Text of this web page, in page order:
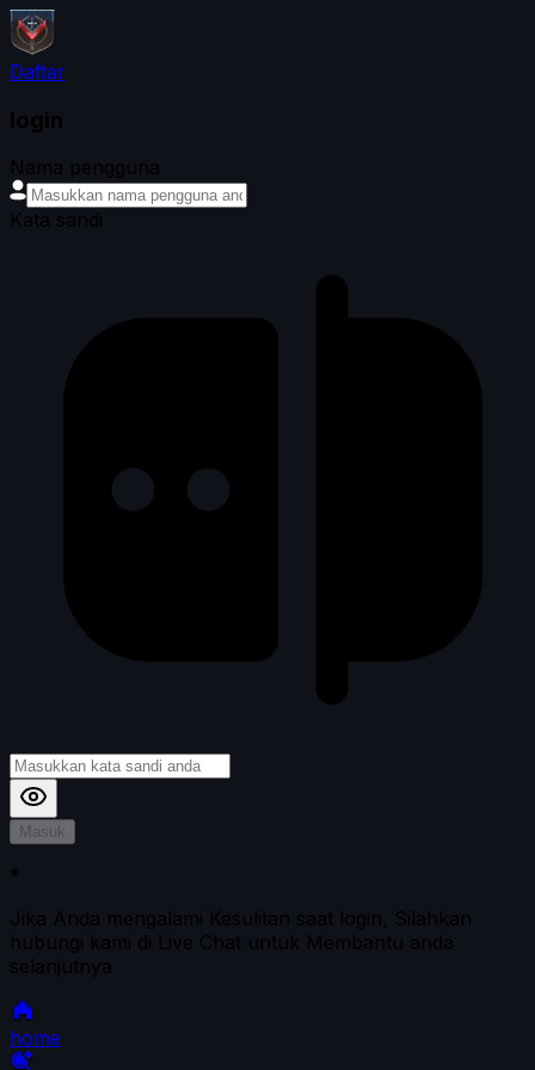
Daftar
login
Nama pengguna
Kata sandi
Masuk
*
Jika Anda mengalami Kesulitan saat login, Silahkan
hubungi kami di Live Chat untuk Membantu anda
selanjutnya
home